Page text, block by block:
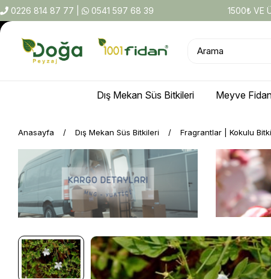
0226 814 87 77 0541 597 68 39 1500₺ VE
Dış Mekan Süs Bitkileri Meyve
Anasayfa Dış Mekan Süs Bitkileri Fragrantlar | Kokulu